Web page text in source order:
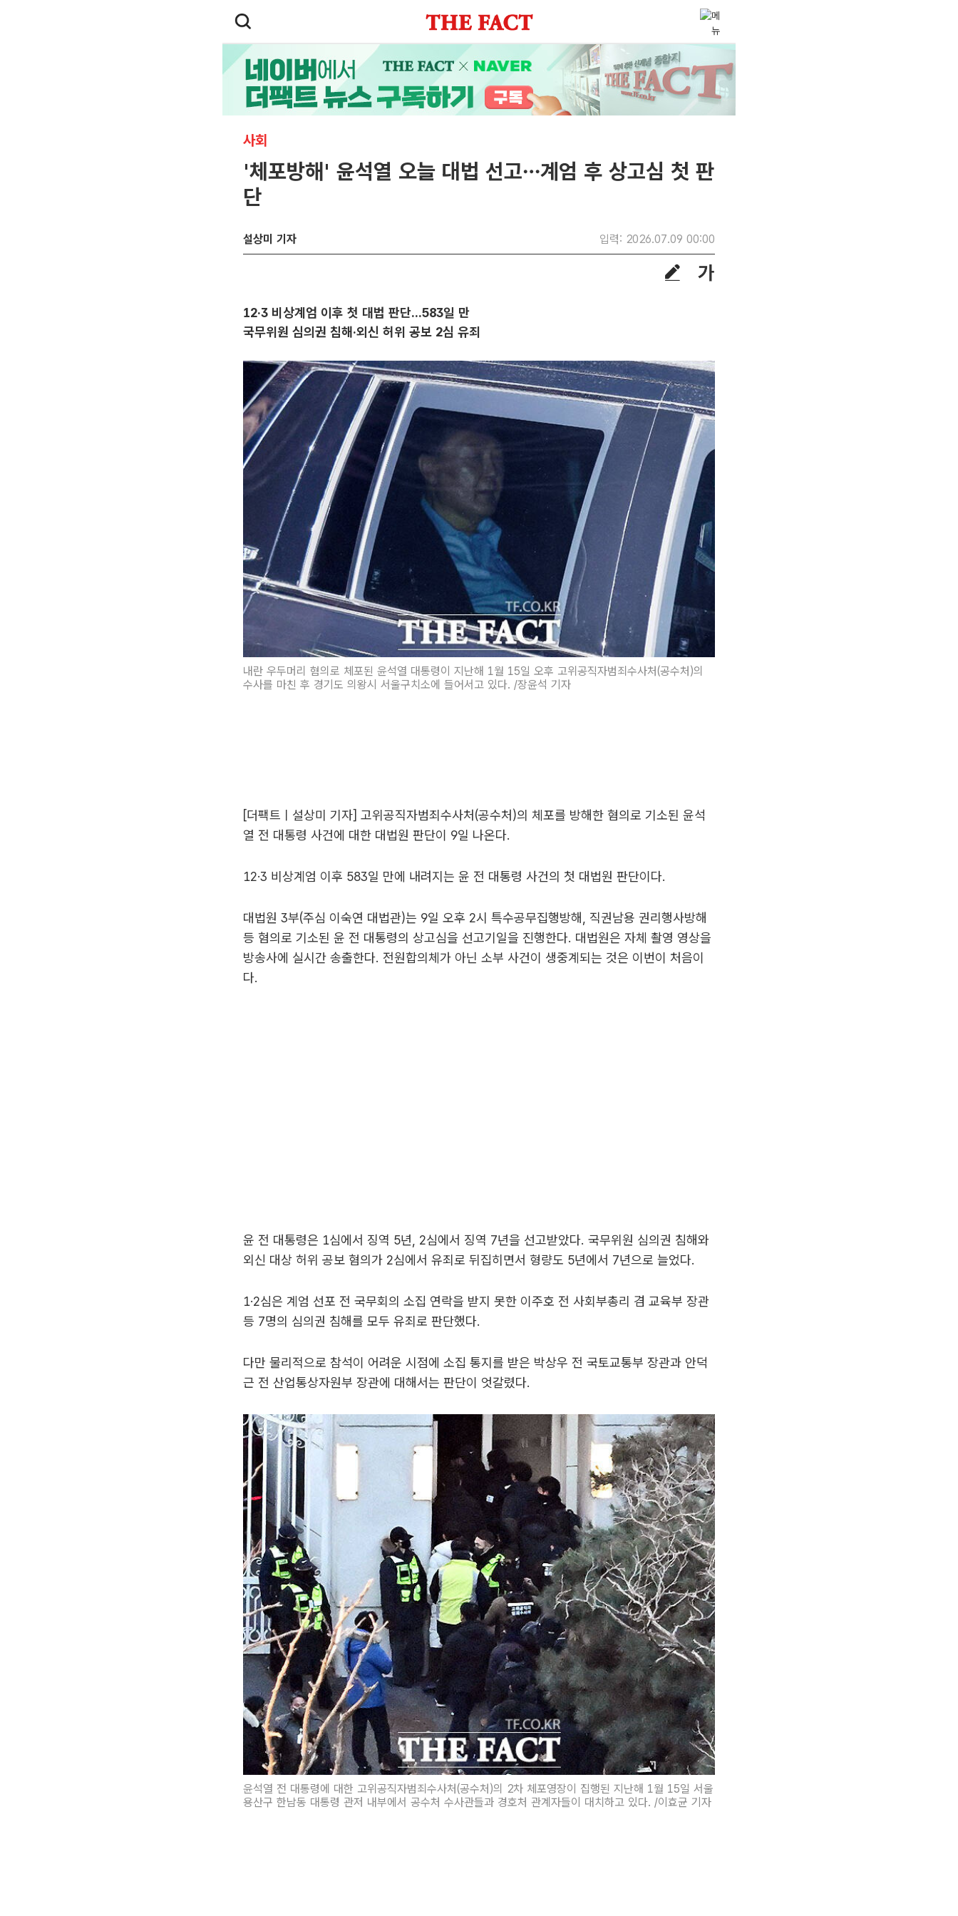
사회
'체포방해' 윤석열 오늘 대법 선고…계엄 후 상고심 첫 판
단
설상미 기자 입력: 2026.07.09 00:00
12·3 비상계엄 이후 첫 대법 판단...583일 만
국무위원 심의권 침해·외신 허위 공보 2심 유죄
내란 우두머리 혐의로 체포된 윤석열 대통령이 지난해 1월 15일 오후 고위공직자범죄수사처(공수처)의
수사를 마친 후 경기도 의왕시 서울구치소에 들어서고 있다. /장윤석 기자
[더팩트ㅣ설상미 기자] 고위공직자범죄수사처(공수처)의 체포를 방해한 혐의로 기소된 윤석
열 전 대통령 사건에 대한 대법원 판단이 9일 나온다.
12·3 비상계엄 이후 583일 만에 내려지는 윤 전 대통령 사건의 첫 대법원 판단이다.
대법원 3부(주심 이숙연 대법관)는 9일 오후 2시 특수공무집행방해, 직권남용 권리행사방해
등 혐의로 기소된 윤 전 대통령의 상고심을 선고기일을 진행한다. 대법원은 자체 촬영 영상을
방송사에 실시간 송출한다. 전원합의체가 아닌 소부 사건이 생중계되는 것은 이번이 처음이
다.
윤 전 대통령은 1심에서 징역 5년, 2심에서 징역 7년을 선고받았다. 국무위원 심의권 침해와
외신 대상 허위 공보 혐의가 2심에서 유죄로 뒤집히면서 형량도 5년에서 7년으로 늘었다.
1·2심은 계엄 선포 전 국무회의 소집 연락을 받지 못한 이주호 전 사회부총리 겸 교육부 장관
등 7명의 심의권 침해를 모두 유죄로 판단했다.
다만 물리적으로 참석이 어려운 시점에 소집 통지를 받은 박상우 전 국토교통부 장관과 안덕
근 전 산업통상자원부 장관에 대해서는 판단이 엇갈렸다.
윤석열 전 대통령에 대한 고위공직자범죄수사처(공수처)의 2차 체포영장이 집행된 지난해 1월 15일 서울
용산구 한남동 대통령 관저 내부에서 공수처 수사관들과 경호처 관계자들이 대치하고 있다. /이효균 기자